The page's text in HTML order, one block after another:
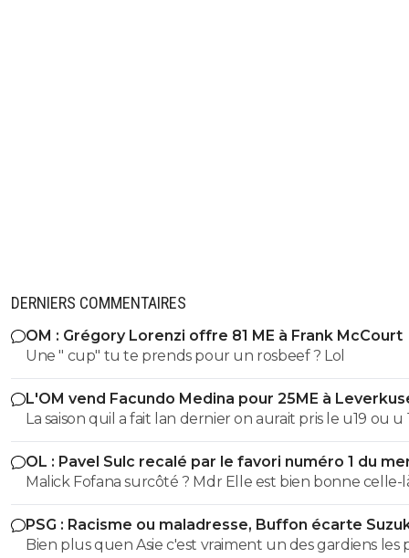
DERNIERS COMMENTAIRES
OM : Grégory Lorenzi offre 81 ME à Frank McCourt
Une " cup" tu te prends pour un rosbeef ? Lol
L'OM vend Facundo Medina pour 25ME à
La saison quil a fait lan dernier on aurait pris le u19 ou u
son poste ils auraient pas fait pire, il a ete blessé plus 1/3
saison et le peu de fois où on l'a vue bah putain...je sais
lors de quel match tu l'a vu bon, moi jai surtout vue
bide et ses croissants a la place des pieds et faire des
duel sur 3..
OL : Pavel Sulc recalé par le favori numéro 1 du
Malick Fofana surcôté ? Mdr Elle est bien bonne
PSG : Racisme ou maladresse, Buffon écarte
Bien plus quen Asie c'est vraiment un des gardiens les